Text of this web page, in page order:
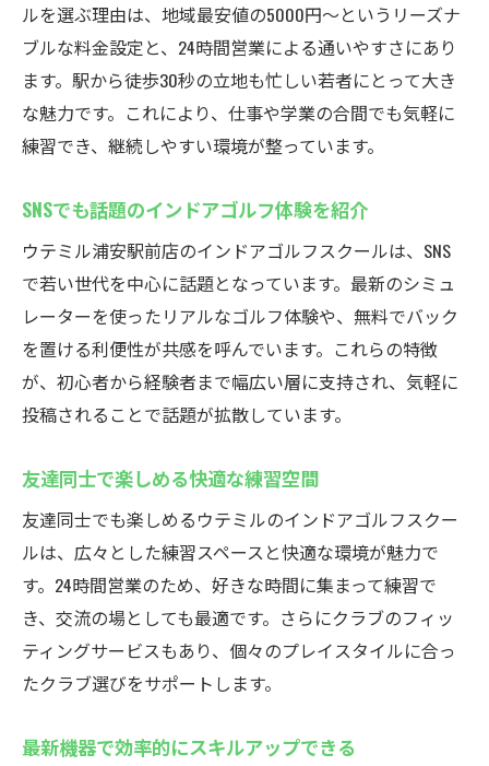
ルを選ぶ理由は、地域最安値の5000円〜というリーズナ
ブルな料金設定と、24時間営業による通いやすさにあり
ます。駅から徒歩30秒の立地も忙しい若者にとって大き
な魅力です。これにより、仕事や学業の合間でも気軽に
練習でき、継続しやすい環境が整っています。
SNSでも話題のインドアゴルフ体験を紹介
ウテミル浦安駅前店のインドアゴルフスクールは、SNS
で若い世代を中心に話題となっています。最新のシミュ
レーターを使ったリアルなゴルフ体験や、無料でバック
を置ける利便性が共感を呼んでいます。これらの特徴
が、初心者から経験者まで幅広い層に支持され、気軽に
投稿されることで話題が拡散しています。
友達同士で楽しめる快適な練習空間
友達同士でも楽しめるウテミルのインドアゴルフスクー
ルは、広々とした練習スペースと快適な環境が魅力で
す。24時間営業のため、好きな時間に集まって練習で
き、交流の場としても最適です。さらにクラブのフィッ
ティングサービスもあり、個々のプレイスタイルに合っ
たクラブ選びをサポートします。
最新機器で効率的にスキルアップできる